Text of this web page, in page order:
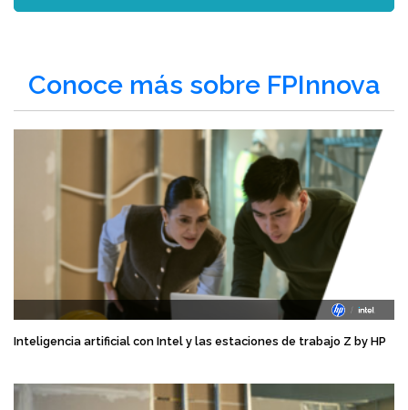
Conoce más sobre FPInnova
Inteligencia artificial con Intel y las estaciones de trabajo Z by HP